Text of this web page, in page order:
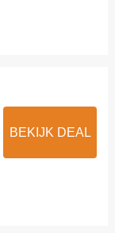
BEKIJK DEAL